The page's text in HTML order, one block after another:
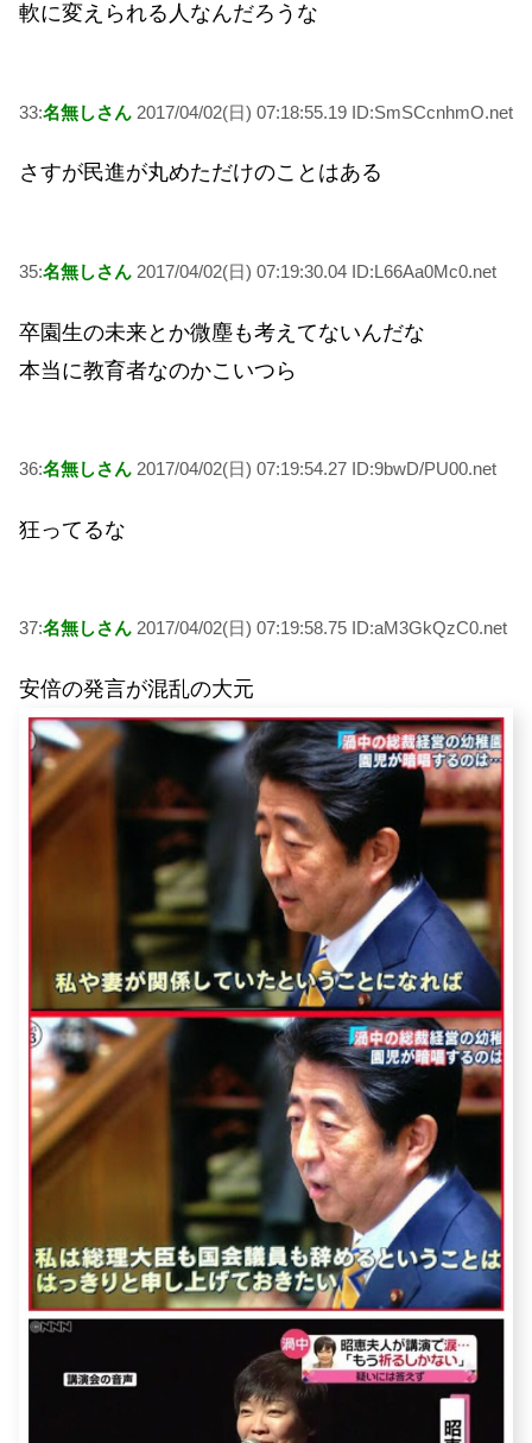
軟に変えられる人なんだろうな
33:名無しさん 2017/04/02(日) 07:18:55.19 ID:SmSCcnhmO.net
さすが民進が丸めただけのことはある
35:名無しさん 2017/04/02(日) 07:19:30.04 ID:L66Aa0Mc0.net
卒園生の未来とか微塵も考えてないんだな
本当に教育者なのかこいつら
36:名無しさん 2017/04/02(日) 07:19:54.27 ID:9bwD/PU00.net
狂ってるな
37:名無しさん 2017/04/02(日) 07:19:58.75 ID:aM3GkQzC0.net
安倍の発言が混乱の大元